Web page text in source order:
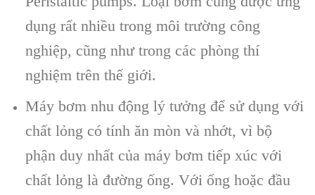
dụng rất nhiều trong môi trường công
nghiệp, cũng như trong các phòng thí
nghiệm trên thế giới.
Máy bơm nhu động lý tưởng để sử dụng với
chất lỏng có tính ăn mòn và nhớt, vì bộ
phận duy nhất của máy bơm tiếp xúc với
chất lỏng là đường ống. Với ống hoặc đầu